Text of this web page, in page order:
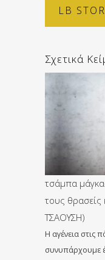
LB
Σχετικά
τσάμπα
τους θρασείς
ΤΣΑΟΥΣΗ)
Η αγένεια στις
συνυπάρχουμε